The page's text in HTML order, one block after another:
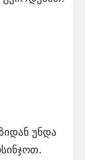
უნდა